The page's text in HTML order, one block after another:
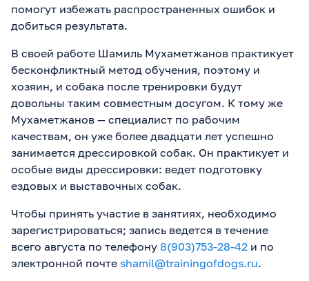
помогут избежать распространенных ошибок и
добиться результата.
В своей работе Шамиль Мухаметжанов практикует
бесконфликтный метод обучения, поэтому и
хозяин, и собака после тренировки будут
довольны таким совместным досугом. К тому же
Мухаметжанов — специалист по рабочим
качествам, он уже более двадцати лет успешно
занимается дрессировкой собак. Он практикует и
особые виды дрессировки: ведет подготовку
ездовых и выставочных собак.
Чтобы принять участие в занятиях, необходимо
зарегистрироваться; запись ведется в течение
всего августа по телефону 8(903)753-28-42 и по
электронной почте shamil@trainingofdogs.ru.